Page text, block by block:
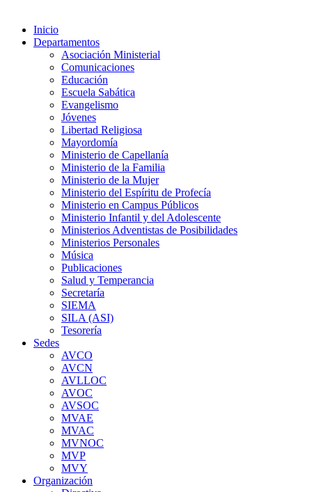
Inicio
Departamentos
Asociación Ministerial
Comunicaciones
Educación
Escuela Sabática
Evangelismo
Jóvenes
Libertad Religiosa
Mayordomía
Ministerio de Capellanía
Ministerio de la Familia
Ministerio de la Mujer
Ministerio del Espíritu de Profecía
Ministerio en Campus Públicos
Ministerio Infantil y del Adolescente
Ministerios Adventistas de Posibilidades
Ministerios Personales
Música
Publicaciones
Salud y Temperancia
Secretaría
SIEMA
SILA (ASI)
Tesorería
Sedes
AVCO
AVCN
AVLLOC
AVOC
AVSOC
MVAE
MVAC
MVNOC
MVP
MVY
Organización